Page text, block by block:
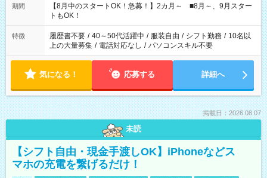
「できれば残業はしたくない」 など、ご希望を教えてください
ね。 ※Wワーク希望の方へ 今ご覧のお仕事で希望する勤務時間
と、もう1つのお仕事の勤務時間。 合計で週40時間を超える場
合は応募できません。
期間
【8月中のスタートOK！急募！】2カ月～ ■8月～、9月スター
トもOK！
特徴 履歴書不要 / 40～50代活躍中 / 服装自由 / シフト勤務 / 10名以
上の大量募集 / 電話対応なし / パソコンスキル不要
気になる！ 応募する 詳細へ
掲載日：2026.08.07
未読
【シフト自由・現金手渡しOK】iPhoneなどス
マホの充電を繋げるだけ！